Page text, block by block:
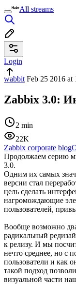
All streams
Login
wabbit Feb 25 2016 at
Zabbix 3.0:
2 min
22K
Zabbix corporate blog
Продолжаем серию
3.0.
Одним их самых
версии стал
цель сделать
нагромождающие
пользователей,
Вообще возможно
радикальный
к релизу. И мы
нечто среднее, но с
пользователи и как
такой подход
визуальной части